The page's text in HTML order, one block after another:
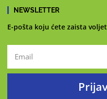
NEWSLETTER
E-pošta koju ćete zaista